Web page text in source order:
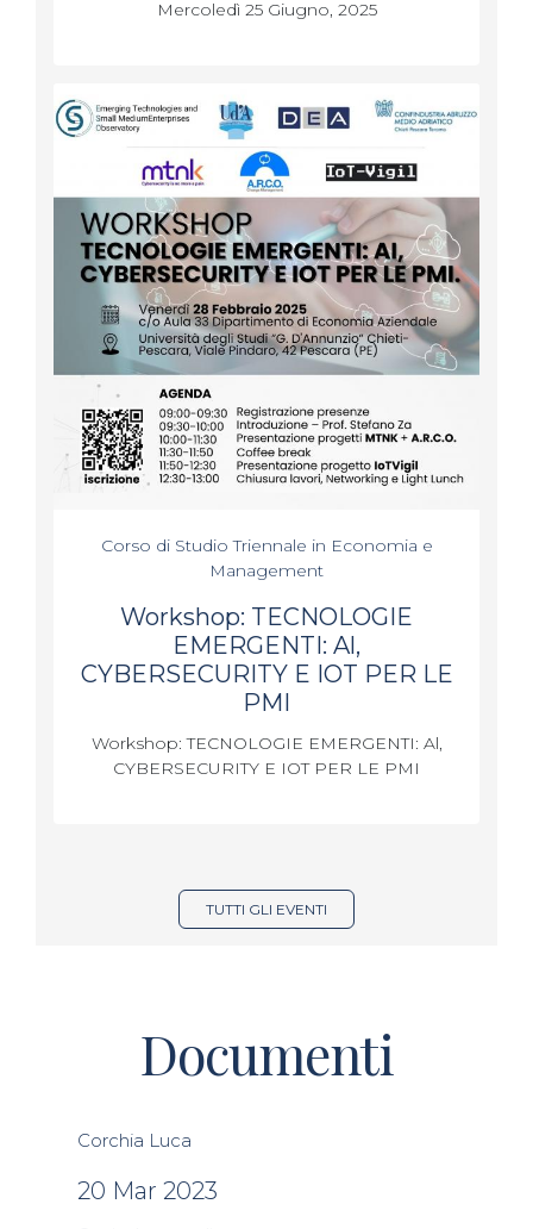
Mercoledì 25 Giugno, 2025
Corso di Studio Triennale in Economia e
Management
Workshop: TECNOLOGIE
EMERGENTI: Al,
CYBERSECURITY E IOT PER LE
PMI
Workshop: TECNOLOGIE EMERGENTI: Al,
CYBERSECURITY E IOT PER LE PMI
TUTTI GLI EVENTI
Documenti
Corchia Luca
20 Mar 2023